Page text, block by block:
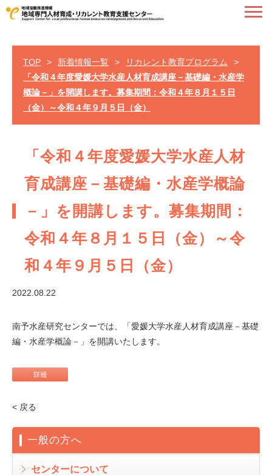
TOP > 新着情報一覧 > リカレント教育プログラム
>
「令和４年度愛媛大学水産人材育成講座－基礎編・水産学
概論－」を開講します。募集期間：令和４年８月１５日
（金）～令和４年９月５日（金）
「令和４年度愛媛大学水産人材
育成講座－基礎編・水産学概論
－」を開講します。募集期間：
令和４年８月１５日（金）～令
和４年９月５日（金）
2022.08.22
南予水産研究センターでは、「愛媛大学水産人材育成講座－基礎
編・水産学概論－」を開講いたします。
< 戻る
一般の方へ
センターについて